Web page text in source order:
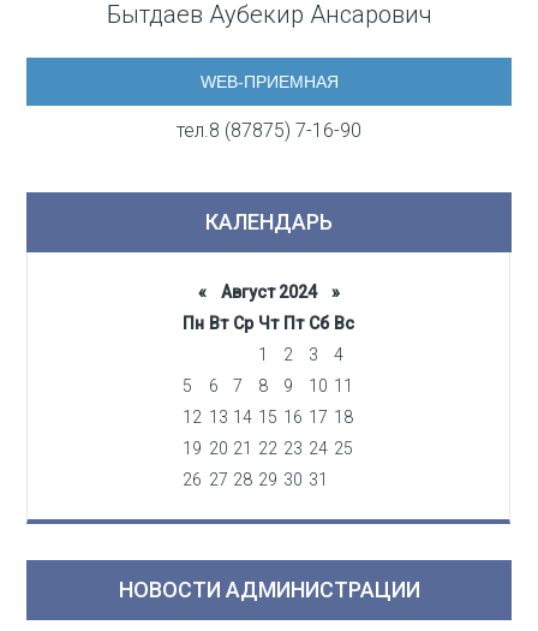
Бытдаев Аубекир Ансарович
WEB-ПРИЕМНАЯ
тел.8 (87875) 7-16-90
КАЛЕНДАРЬ
«Август 2024 »
Пн Вт Ср Чт Пт Сб Вс
1
2 3
4
5
6 7 8 9 10 11
12 13 14 15 16 17 18
19 20 21 22 23 24 25
26 27 28 29 30 31
НОВОСТИ АДМИНИСТРАЦИИ